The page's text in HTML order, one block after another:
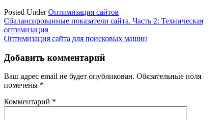
Posted UnderОптимизация сайтов
Навигация
по
Сбалансированные показатели сайта. Часть 2: Техническая
оптимизация
Оптимизация сайта для поисковых машин
Добавить комментарий
Ваш адрес email не будет опубликован. Обязательные поля
помечены *
Комментарий *